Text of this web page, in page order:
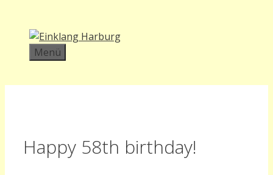
Inhalt
springen
Menü
Happy 58th birthday!